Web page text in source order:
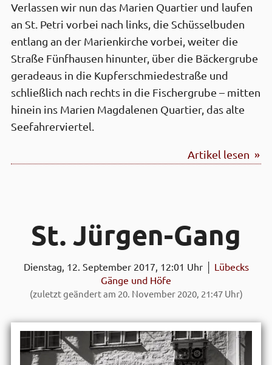
Verlassen wir nun das Marien Quartier und laufen
an St. Petri vorbei nach links, die Schüsselbuden
entlang an der Marienkirche vorbei, weiter die
Straße Fünfhausen hinunter, über die Bäckergrube
geradeaus in die Kupferschmiedestraße und
schließlich nach rechts in die Fischergrube – mitten
hinein ins Marien Magdalenen Quartier, das alte
Seefahrerviertel.
Artikel lesen »
St. Jürgen-Gang
Dienstag, 12. September 2017, 12:01 Uhr │ Lübecks
Gänge und Höfe
(zuletzt geändert am 20. November 2020, 21:47 Uhr)